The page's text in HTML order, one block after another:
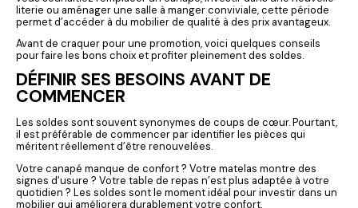
literie ou aménager une salle à manger conviviale, cette période
permet d’accéder à du mobilier de qualité à des prix avantageux.
Avant de craquer pour une promotion, voici quelques conseils
pour faire les bons choix et profiter pleinement des soldes.
DÉFINIR SES BESOINS AVANT DE
COMMENCER
Les soldes sont souvent synonymes de coups de cœur. Pourtant,
il est préférable de commencer par identifier les pièces qui
méritent réellement d’être renouvelées.
Votre canapé manque de confort ? Votre matelas montre des
signes d’usure ? Votre table de repas n’est plus adaptée à votre
quotidien ? Les soldes sont le moment idéal pour investir dans un
mobilier qui améliorera durablement votre confort.